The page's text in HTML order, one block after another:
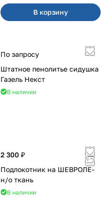
В корзину
По запросу
Штатное пенолитье сидушка
Газель Некст
В наличии
2 300 ₽
Подлокотник на ШЕВРОЛЕ-
н/о ткань
В наличии